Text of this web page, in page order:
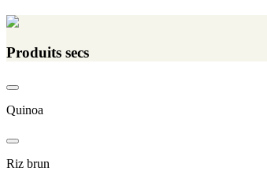
Produits secs
Quinoa
Riz brun